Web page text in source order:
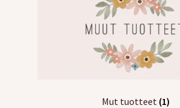
Mut tuotteet (1)